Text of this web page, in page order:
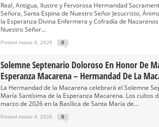
Real, Antigua, Ilustre y Fervorosa Hermandad
Señora, Santa Espina de Nuestro Señor Jesucristo,
la Esperanza Divina Enfermera y Cofradía de
Nuestro Señor...
Posted marzo 8, 2026 0
Solemne Septenario Doloroso En Honor De
Esperanza Macarena – Hermandad De La
La Hermandad de la Macarena celebrará el Solemne
María Santísima de la Esperanza Macarena. Los cultos
marzo de 2026 en la Basílica de Santa María de...
Posted marzo 8, 2026 0